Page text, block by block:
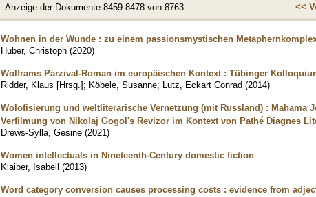
Anzeige der Dokumente 8459-8478 von 8763 <<
Wohnen in der Wunde : zu einem passionsmystischen
Huber, Christoph (2020)
Wolframs Parzival-Roman im europäischen Kontext : Tübinger
Ridder, Klaus [Hrsg.]; Köbele, Susanne; Lutz, Eckart Conrad (2014)
Wolofisierung und weltliterarische Vernetzung (mit Russland) : Mahama
Verfilmung von Nikolaj Gogol's Revizor im Kontext von Pathé Diagnes
Drews-Sylla, Gesine (2021)
Women intellectuals in Nineteenth-Century domestic fiction
Klaiber, Isabell (2013)
Word category conversion causes processing costs : evidence from